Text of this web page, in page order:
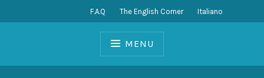
F.A.Q The English Corner Italiano
MENU